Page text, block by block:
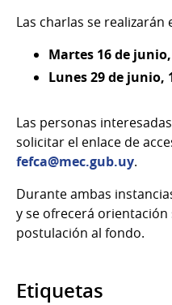
Las charlas se realizarán
Martes 16 de
Lunes 29 de junio,
Las personas
solicitar el enlace de
fefca@mec.gub.uy.
Durante ambas
y se ofrecerá
postulación al fondo.
Etiquetas